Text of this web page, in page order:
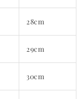
28cm
29cm
30cm